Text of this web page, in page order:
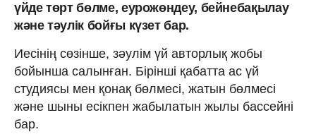
үйде төрт бөлме, еурожөндеу, бейнебақылау
және тәулік бойғы күзет бар.
Иесінің сөзінше, зәулім үй авторлық жобы
бойынша салынған. Бірінші қабатта ас үй
студиясы мен қонақ бөлмесі, жатын бөлмесі
және шыны есікпен жабылатын жылы бассейні
бар.